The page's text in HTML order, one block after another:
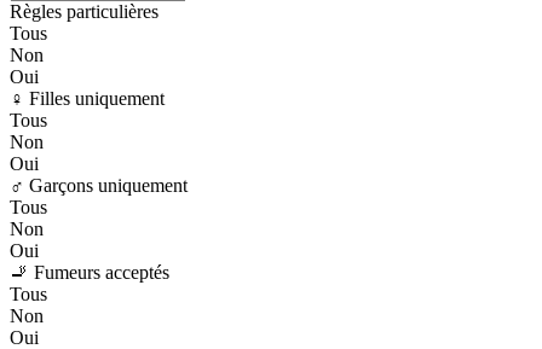
Règles particulières
Tous
Non
Oui
♀️ Filles uniquement
Tous
Non
Oui
♂️ Garçons uniquement
Tous
Non
Oui
🚬 Fumeurs acceptés
Tous
Non
Oui